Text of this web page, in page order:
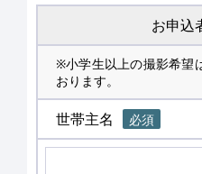
お申込
※小学生以上の撮影希望
おります。
世帯主名 必須